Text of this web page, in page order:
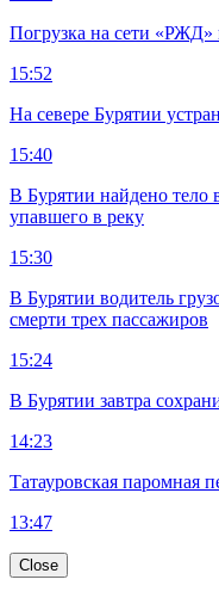
Погрузка на сети «РЖД»
15:52
На севере Бурятии
15:40
В Бурятии найдено тело
упавшего в реку
15:30
В Бурятии водитель
смерти трех пассажиров
15:24
В Бурятии завтра
14:23
Татауровская паромная
13:47
Close